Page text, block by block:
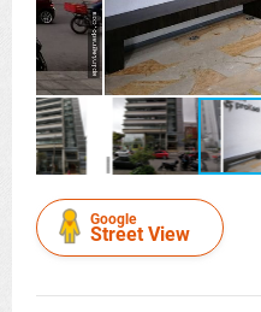
Google
Street View